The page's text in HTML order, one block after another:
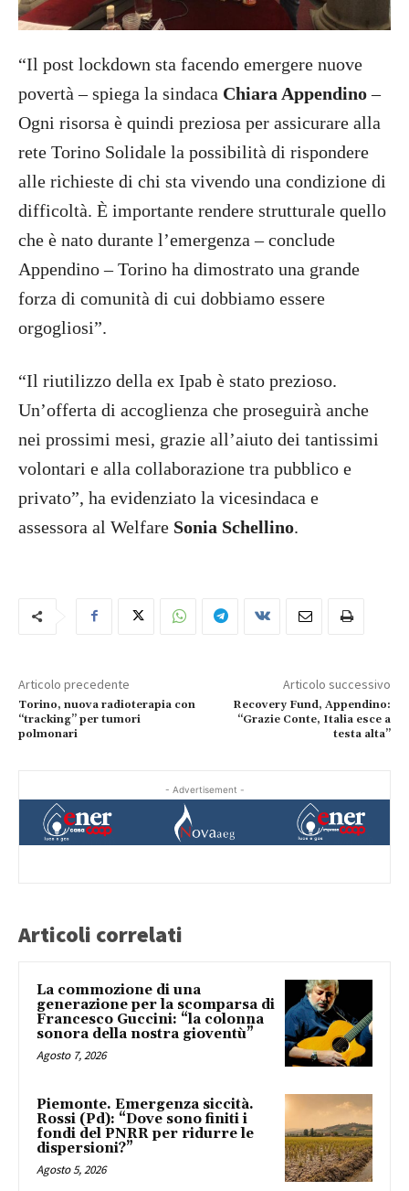
“Il post lockdown sta facendo emergere nuove
povertà – spiega la sindaca Chiara Appendino–
Ogni risorsa è quindi preziosa per assicurare alla
rete Torino Solidale la possibilità di rispondere
alle richieste di chi sta vivendo una condizione di
difficoltà. È importante rendere strutturale quello
che è nato durante l’emergenza – conclude
Appendino – Torino ha dimostrato una grande
forza di comunità di cui dobbiamo essere
orgogliosi”.
“Il riutilizzo della ex Ipab è stato prezioso.
Un’offerta di accoglienza che proseguirà anche
nei prossimi mesi, grazie all’aiuto dei tantissimi
volontari e alla collaborazione tra pubblico e
privato”, ha evidenziato la vicesindaca e
assessora al Welfare Sonia Schellino.
Articolo precedente
Torino, nuova radioterapia con
“tracking” per tumori
polmonari
Articolo successivo
Recovery Fund, Appendino:
“Grazie Conte, Italia esce a
testa alta”
- Advertisement -
Articoli correlati
La commozione di una
generazione per la scomparsa di
Francesco Guccini: “la colonna
sonora della nostra gioventù”
Agosto 7, 2026
Piemonte. Emergenza siccità.
Rossi (Pd): “Dove sono finiti i
fondi del PNRR per ridurre le
dispersioni?”
Agosto 5, 2026